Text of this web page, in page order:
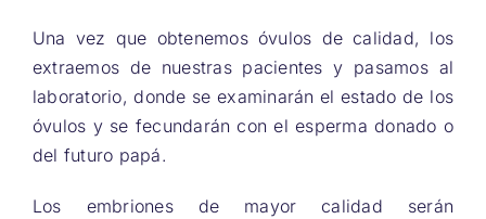
Una vez que obtenemos óvulos de calidad, los
extraemos de nuestras pacientes y pasamos al
laboratorio, donde se examinarán el estado de los
óvulos y se fecundarán con el esperma donado o
del futuro papá.
Los embriones de mayor calidad serán